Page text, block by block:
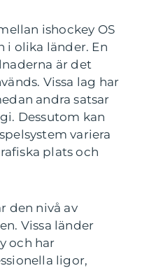
ishockey OS
i olika länder. En
är det
Vissa lag har
andra satsar
Dessutom kan
variera
plats och
den nivå av
Vissa länder
och har
ligor,